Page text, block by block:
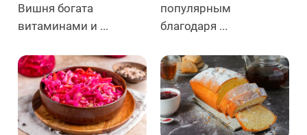
Вишня богата
витаминами и ...
популярным
благодаря ...